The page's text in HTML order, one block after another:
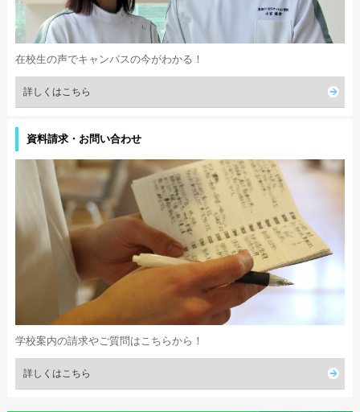
在校生の声でキャンパスの今がわかる！
詳しくはこちら
資料請求・お問い合わせ
学校案内の請求やご質問はこちらから！
詳しくはこちら